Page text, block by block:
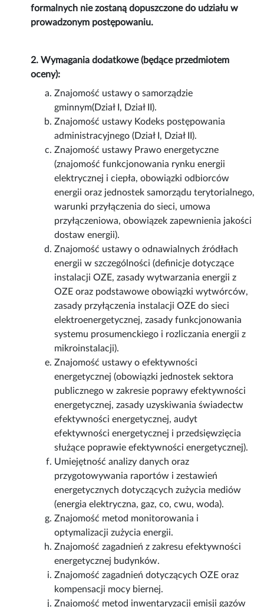
formalnych nie zostaną dopuszczone do udziału w
prowadzonym postępowaniu.
2. Wymagania dodatkowe (będące przedmiotem
oceny):
Znajomość ustawy o samorządzie
gminnym(Dział I, Dział II).
Znajomość ustawy Kodeks postępowania
administracyjnego (Dział I, Dział II).
Znajomość ustawy Prawo energetyczne
(znajomość funkcjonowania rynku energii
elektrycznej i ciepła, obowiązki odbiorców
energii oraz jednostek samorządu terytorialnego,
warunki przyłączenia do sieci, umowa
przyłączeniowa, obowiązek zapewnienia jakości
dostaw energii).
Znajomość ustawy o odnawialnych źródłach
energii w szczególności (definicje dotyczące
instalacji OZE, zasady wytwarzania energii z
OZE oraz podstawowe obowiązki wytwórców,
zasady przyłączenia instalacji OZE do sieci
elektroenergetycznej, zasady funkcjonowania
systemu prosumenckiego i rozliczania energii z
mikroinstalacji).
Znajomość ustawy o efektywności
energetycznej (obowiązki jednostek sektora
publicznego w zakresie poprawy efektywności
energetycznej, zasady uzyskiwania świadectw
efektywności energetycznej, audyt
efektywności energetycznej i przedsięwzięcia
służące poprawie efektywności energetycznej).
Umiejętność analizy danych oraz
przygotowywania raportów i zestawień
energetycznych dotyczących zużycia mediów
(energia elektryczna, gaz, co, cwu, woda).
Znajomość metod monitorowania i
optymalizacji zużycia energii.
Znajomość zagadnień z zakresu efektywności
energetycznej budynków.
Znajomość zagadnień dotyczących OZE oraz
kompensacji mocy biernej.
Znajomość metod inwentaryzacji emisji gazów